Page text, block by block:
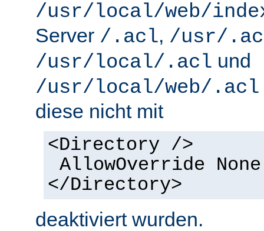
/usr/local/web/
Server /.acl, /usr/
/usr/local/.acl und
/usr/local/web/.acl
diese nicht mit
<Directory />
AllowOverride None
</Directory>
deaktiviert wurden.